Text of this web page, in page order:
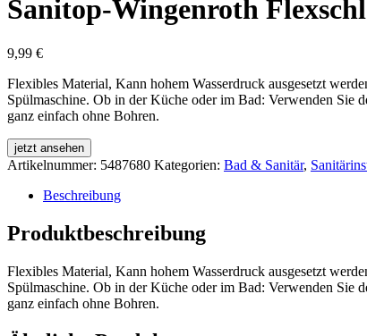
Sanitop-Wingenroth
9,99 €
Flexibles Material, Kann hohem Wasserdruck ausgesetzt
Spülmaschine. Ob in der Küche oder im Bad: Verwenden Sie
ganz einfach ohne Bohren.
jetzt ansehen
Artikelnummer: 5487680 Kategorien: Bad & Sanitär,
Beschreibung
Produktbeschreibung
Flexibles Material, Kann hohem Wasserdruck ausgesetzt
Spülmaschine. Ob in der Küche oder im Bad: Verwenden Sie
ganz einfach ohne Bohren.